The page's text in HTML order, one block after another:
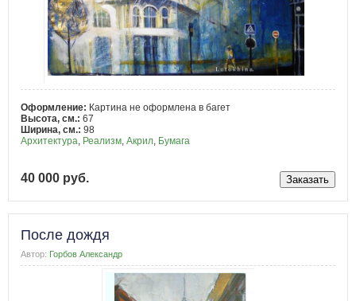
Оформление: Картина не оформлена в багет
Высота, см.: 67
Ширина, см.: 98
Архитектура Реализм Акрил Бумага
40 000 руб.
После дождя
Автор: Горбов Александр